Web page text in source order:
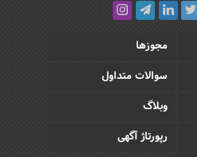
مجوزها
سوالات متداول
وبلاگ
رپورتاژ آگهی